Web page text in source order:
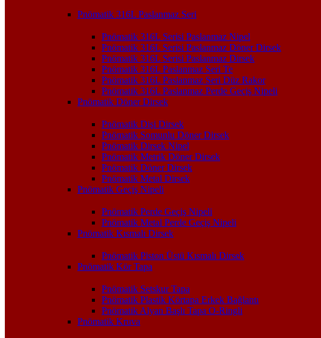
Pnömatik 316L Paslanmaz Seri
Pnömatik 316L Serisi Paslanmaz Nipel
Pnömatik 316L Serisi Paslanmaz Döner Dirsek
Pnömatik 316L Serisi Paslanmaz Dirsek
Pnömatik 316L Paslanmaz Seri Te
Pnömatik 316L Paslanmaz Seri Düz Rakor
Pnömatik 316L Paslanmaz Perde Geçiş Nipeli
Pnömatik Döner Dirsek
Pnömatik Dişi Dirsek
Pnömatik Somunlu Döner Dirsek
Pnömatik Dirsek Nipel
Pnömatik Metrik Döner Dirsek
Pnömatik Döner Dirsek
Pnömatik Metal Dirsek
Pnömatik Geçiş Nipeli
Pnömatik Perde Geçiş Nipeli
Pnömatik Metal Perde Geçiş Nipeli
Pnömatik Kısmalı Dirsek
Pnömatik Piston Üstü Kısmalı Dirsek
Pnömatik Kör Tapa
Pnömatik Setskur Tapa
Pnömatik Plastik Körtapa Erkek Bağlantı
Pnömatik Alyan Başlı Tapa O-Ringli
Pnömatik Kruva